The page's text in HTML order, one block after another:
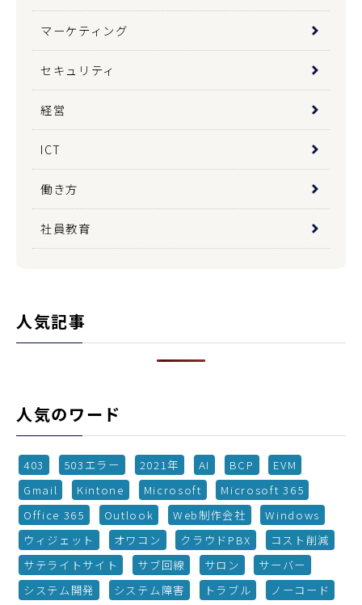
マーケティング
セキュリティ
経営
ICT
働き方
社員教育
人気記事
人気のワード
403 503エラー 2021年 AI BCP
EVM
Gmail
Kintone Microsoft
Microsoft 365
Office 365
Outlook Web制作会社
Windows
ウィジェット
オワコン クラウドPBX
コスト削減
サテライトサイト
サブ回線 サロン
サーバー
システム開発
システム障害 トラブル
ノーコード